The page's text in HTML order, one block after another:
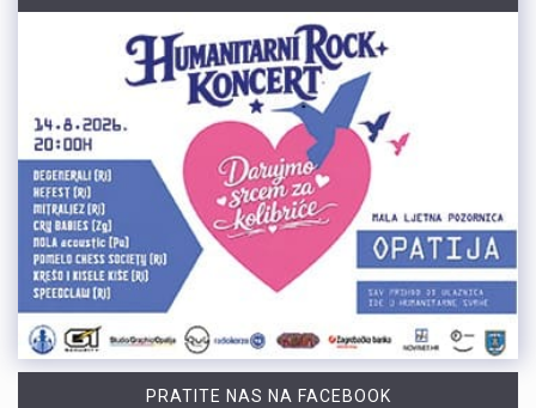
PRATITE NAS NA FACEBOOK